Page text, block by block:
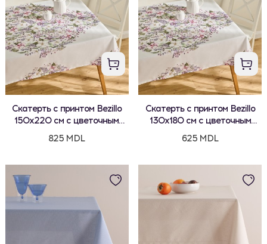
Скатерть с принтом Bezillo
150x220 см с цветочным
мотивом
825 MDL
Скатерть с принтом Bezillo
130x180 см с цветочным
мотивом
625 MDL